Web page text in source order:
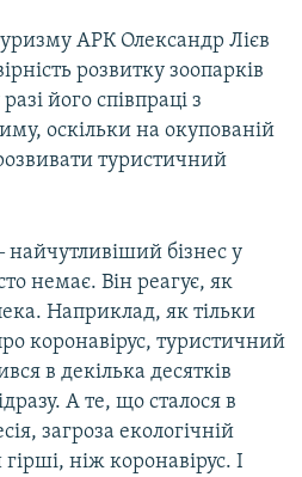
АРК Олександр Лієв
розвитку зоопарків
його співпраці з
оскільки на окупованій
туристичний
найчутливіший бізнес у
немає. Він реагує, як
Наприклад, як тільки
коронавірус, туристичний
в декілька десятків
А те, що сталося в
загроза екологічній
гірші, ніж коронавірус. І